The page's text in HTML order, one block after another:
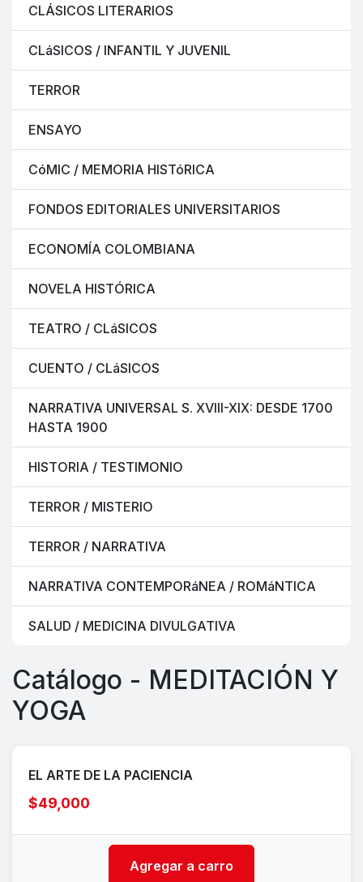
CLÁSICOS LITERARIOS
CLáSICOS / INFANTIL Y JUVENIL
TERROR
ENSAYO
CóMIC / MEMORIA HISTóRICA
FONDOS EDITORIALES UNIVERSITARIOS
ECONOMÍA COLOMBIANA
NOVELA HISTÓRICA
TEATRO / CLáSICOS
CUENTO / CLáSICOS
NARRATIVA UNIVERSAL S. XVIII-XIX: DESDE 1700
HASTA 1900
HISTORIA / TESTIMONIO
TERROR / MISTERIO
TERROR / NARRATIVA
NARRATIVA CONTEMPORáNEA / ROMáNTICA
SALUD / MEDICINA DIVULGATIVA
Catálogo - MEDITACIÓN Y
YOGA
EL ARTE DE LA PACIENCIA
$49,000
Agregar a carro